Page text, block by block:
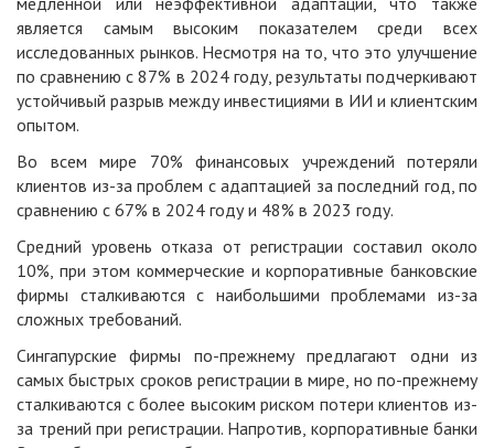
является самым высоким показателем среди всех
исследованных рынков. Несмотря на то, что это улучшение
по сравнению с 87% в 2024 году, результаты подчеркивают
устойчивый разрыв между инвестициями в ИИ и клиентским
опытом.
Во всем мире 70% финансовых учреждений потеряли
клиентов из-за проблем с адаптацией за последний год, по
сравнению с 67% в 2024 году и 48% в 2023 году.
Средний уровень отказа от регистрации составил около
10%, при этом коммерческие и корпоративные банковские
фирмы сталкиваются с наибольшими проблемами из-за
сложных требований.
Сингапурские фирмы по-прежнему предлагают одни из
самых быстрых сроков регистрации в мире, но по-прежнему
сталкиваются с более высоким риском потери клиентов из-
за трений при регистрации. Напротив, корпоративные банки